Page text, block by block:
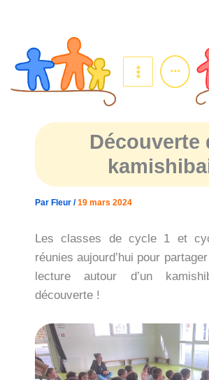
...
Découverte
Par Fleur /19 mars 2024
Les classes de cycle 1 et
réunies aujourd’hui pour
lecture autour d’un
découverte !